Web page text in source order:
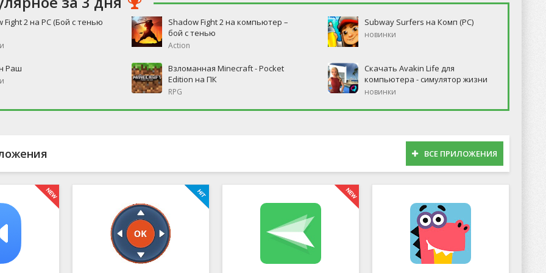
Fight 2 на PC (Бой с тенью
Shadow Fight 2 на компьютер –
бой с тенью
Action
Subway Surfers на Комп (PC)
новинки
Раш
Взломанная Minecraft - Pocket
Edition на ПК
RPG
Скачать Avakin Life для
компьютера - симулятор жизни
новинки
ВСЕ ПРИЛОЖЕНИЯ